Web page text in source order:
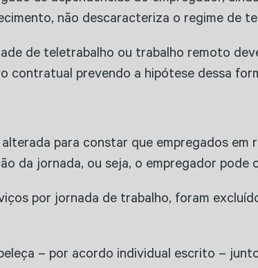
não descaracteriza o regime de
de teletrabalho ou trabalho remoto
contratual prevendo a hipótese dessa
para constar que empregados
da jornada, ou seja, o empregador
por jornada de trabalho, foram
– por acordo individual escrito –